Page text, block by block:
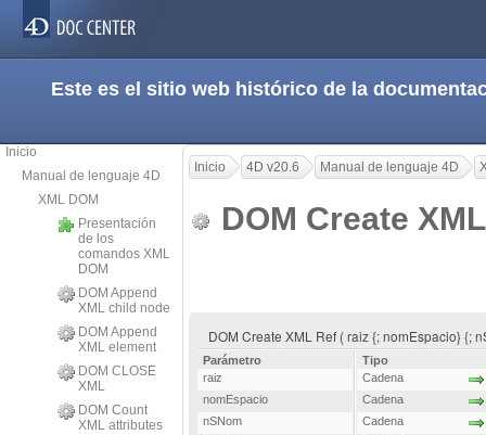
Este es el sitio web histórico de la
Inicio
Manual de lenguaje 4D
XML DOM
Presentación
de los
comandos XML
DOM
DOM Append
XML child node
DOM Append
XML element
DOM CLOSE
XML
DOM Count
XML attributes
Inicio 4D v20.6 Manual de lenguaje 4D
DOM Create
DOM Create XML Ref ( raiz {; nomEspacio} {;
Parámetro
Tipo
raiz
Cadena
nomEspacio
Cadena
nSNom
Cadena